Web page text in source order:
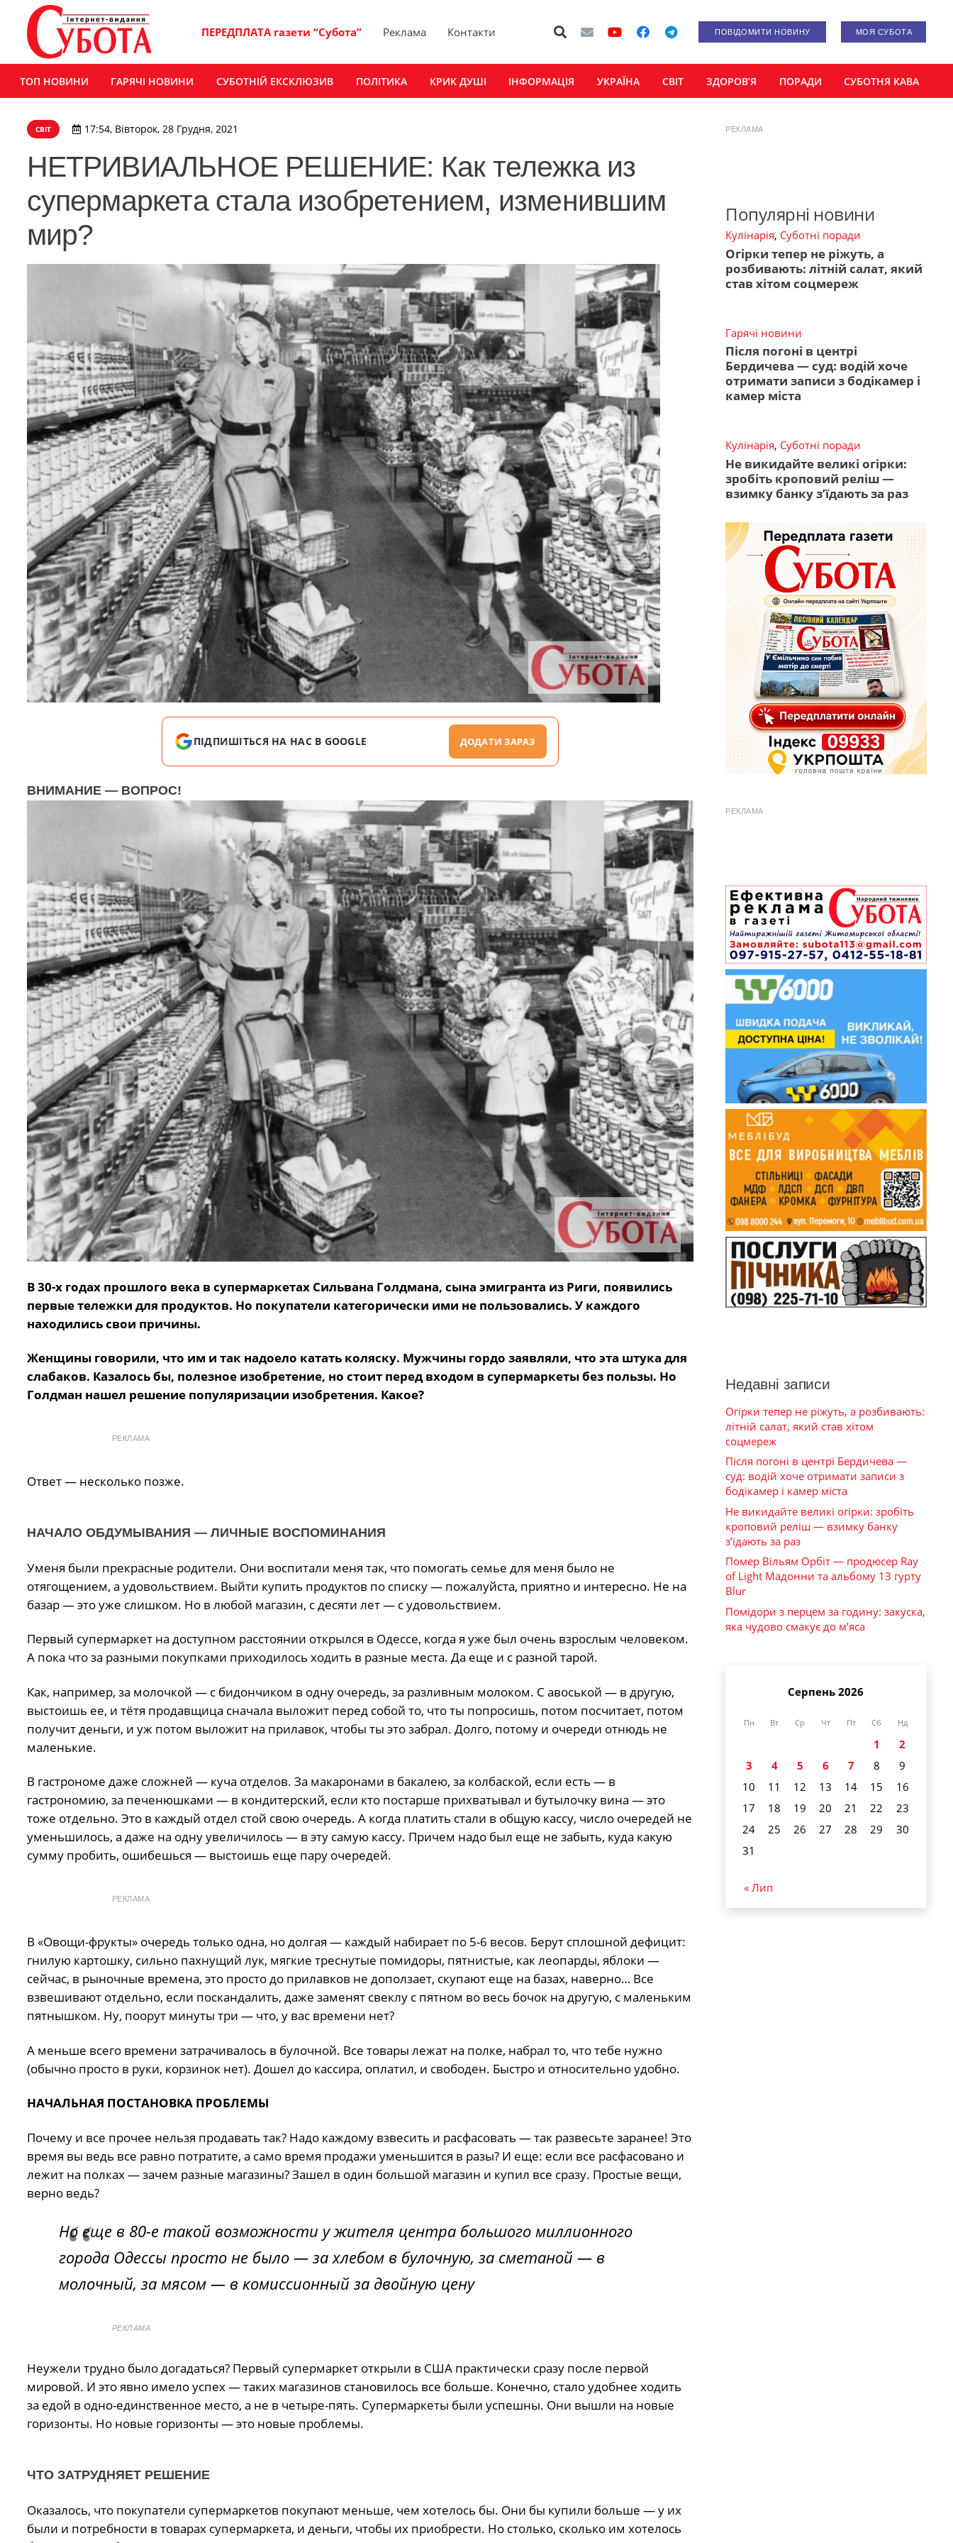
ПЕРЕДПЛАТА газети “Субота” Реклама Контакти ПОВІДОМИТИ НОВИНУ МОЯ СУБОТА
ТОП НОВИНИ ГАРЯЧІ НОВИНИ СУБОТНІЙ ЕКСКЛЮЗИВ ПОЛІТИКА КРИК ДУШІ ІНФОРМАЦІЯ УКРАЇНА СВІТ ЗДОРОВ’Я ПОРАДИ СУБОТНЯ КАВА
СВІТ 17:54, Вівторок, 28 Грудня, 2021
НЕТРИВИАЛЬНОЕ РЕШЕНИЕ: Как тележка из
супермаркета стала изобретением, изменившим
мир?
ПІДПИШІТЬСЯ НА НАС В GOOGLE ДОДАТИ ЗАРАЗ
ВНИМАНИЕ — ВОПРОС!
В 30-х годах прошлого века в супермаркетах Сильвана Голдмана, сына эмигранта из Риги, появились
первые тележки для продуктов. Но покупатели категорически ими не пользовались. У каждого
находились свои причины.
Женщины говорили, что им и так надоело катать коляску. Мужчины гордо заявляли, что эта штука для
слабаков. Казалось бы, полезное изобретение, но стоит перед входом в супермаркеты без пользы. Но
Голдман нашел решение популяризации изобретения. Какое?
РЕКЛАМА
Ответ — несколько позже.
НАЧАЛО ОБДУМЫВАНИЯ — ЛИЧНЫЕ ВОСПОМИНАНИЯ
Уменя были прекрасные родители. Они воспитали меня так, что помогать семье для меня было не
отягощением, а удовольствием. Выйти купить продуктов по списку — пожалуйста, приятно и интересно. Не на
базар — это уже слишком. Но в любой магазин, с десяти лет — с удовольствием.
Первый супермаркет на доступном расстоянии открылся в Одессе, когда я уже был очень взрослым человеком.
А пока что за разными покупками приходилось ходить в разные места. Да еще и с разной тарой.
Как, например, за молочкой — с бидончиком в одну очередь, за разливным молоком. С авоськой — в другую,
выстоишь ее, и тётя продавщица сначала выложит перед собой то, что ты попросишь, потом посчитает, потом
получит деньги, и уж потом выложит на прилавок, чтобы ты это забрал. Долго, потому и очереди отнюдь не
маленькие.
В гастрономе даже сложней — куча отделов. За макаронами в бакалею, за колбаской, если есть — в
гастрономию, за печенюшками — в кондитерский, если кто постарше прихватывал и бутылочку вина — это
тоже отдельно. Это в каждый отдел стой свою очередь. А когда платить стали в общую кассу, число очередей не
уменьшилось, а даже на одну увеличилось — в эту самую кассу. Причем надо был еще не забыть, куда какую
сумму пробить, ошибешься — выстоишь еще пару очередей.
РЕКЛАМА
В «Овощи-фрукты» очередь только одна, но долгая — каждый набирает по 5-6 весов. Берут сплошной дефицит:
гнилую картошку, сильно пахнущий лук, мягкие треснутые помидоры, пятнистые, как леопарды, яблоки —
сейчас, в рыночные времена, это просто до прилавков не доползает, скупают еще на базах, наверно… Все
взвешивают отдельно, если поскандалить, даже заменят свеклу с пятном во весь бочок на другую, с маленьким
пятнышком. Ну, поорут минуты три — что, у вас времени нет?
А меньше всего времени затрачивалось в булочной. Все товары лежат на полке, набрал то, что тебе нужно
(обычно просто в руки, корзинок нет). Дошел до кассира, оплатил, и свободен. Быстро и относительно удобно.
НАЧАЛЬНАЯ ПОСТАНОВКА ПРОБЛЕМЫ
Почему и все прочее нельзя продавать так? Надо каждому взвесить и расфасовать — так развесьте заранее! Это
время вы ведь все равно потратите, а само время продажи уменьшится в разы? И еще: если все расфасовано и
лежит на полках — зачем разные магазины? Зашел в один большой магазин и купил все сразу. Простые вещи,
верно ведь?
Но еще в 80-е такой возможности у жителя центра большого миллионного
города Одессы просто не было — за хлебом в булочную, за сметаной — в
молочный, за мясом — в комиссионный за двойную цену
РЕКЛАМА
Неужели трудно было догадаться? Первый супермаркет открыли в США практически сразу после первой
мировой. И это явно имело успех — таких магазинов становилось все больше. Конечно, стало удобнее ходить
за едой в одно-единственное место, а не в четыре-пять. Супермаркеты были успешны. Они вышли на новые
горизонты. Но новые горизонты — это новые проблемы.
ЧТО ЗАТРУДНЯЕТ РЕШЕНИЕ
Оказалось, что покупатели супермаркетов покупают меньше, чем хотелось бы. Они бы купили больше — у их
были и потребности в товарах супермаркета, и деньги, чтобы их приобрести. Но столько, сколько им хотелось
РЕКЛАМА
Популярні новини
Кулінарія, Суботні поради
Огірки тепер не ріжуть, а
розбивають: літній салат, який
став хітом соцмереж
Гарячі новини
Після погоні в центрі
Бердичева — суд: водій хоче
отримати записи з бодікамер і
камер міста
Кулінарія, Суботні поради
Не викидайте великі огірки:
зробіть кроповий реліш —
взимку банку з’їдають за раз
РЕКЛАМА
Недавні записи
Огірки тепер не ріжуть, а розбивають:
літній салат, який став хітом
соцмереж
Після погоні в центрі Бердичева —
суд: водій хоче отримати записи з
бодікамер і камер міста
Не викидайте великі огірки: зробіть
кроповий реліш — взимку банку
з’їдають за раз
Помер Вільям Орбіт — продюсер Ray
of Light Мадонни та альбому 13 гурту
Blur
Помідори з перцем за годину: закуска,
яка чудово смакує до м’яса
Серпень 2026
Пн Вт Ср Чт Пт Сб Нд
1
2
3
4 5 6 7 8
9
10
11 12 13 14 15
16
17
18 19 20 21 22
23
24
25 26 27 28 29
30
31
« Лип